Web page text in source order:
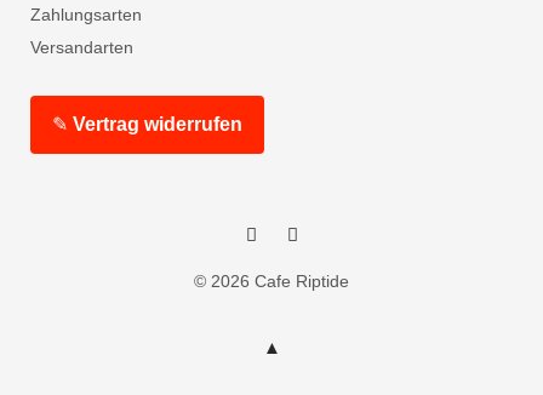
Zahlungsarten
Versandarten
✎ Vertrag widerrufen
FacebookInstagram
© 2026 Cafe Riptide